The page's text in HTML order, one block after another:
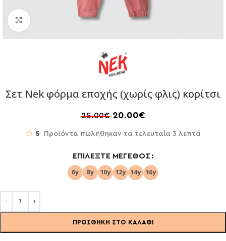
Click to enlarge
Σετ Nek φόρμα εποχής (χωρίς φλις) κορίτσι
25.00€ 20.00€
5 Προϊόντα πωλήθηκαν τα τελευταία 3 λεπτά
ΕΠΙΛΈΞΤΕ ΜΈΓΕΘΟΣ
ΠΡΟΣΘΉΚΗ ΣΤΟ ΚΑΛΆΘΙ